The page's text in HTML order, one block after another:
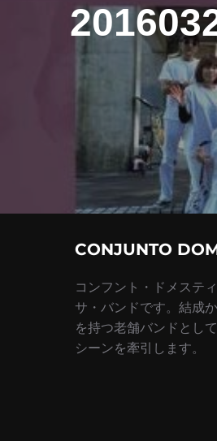
CONJUNTO
コンフント・ドメステ
サ・バンドです。結成
を持つ老舗バンドとし
シーンを牽引します。